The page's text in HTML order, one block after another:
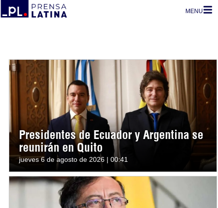
MENU
Presidentes de Ecuador y Argentina se
reunirán en Quito
jueves 6 de agosto de 2026 | 00:41